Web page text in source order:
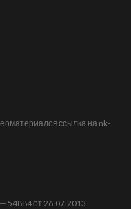
ссылка на nk-
от 26.07.2013